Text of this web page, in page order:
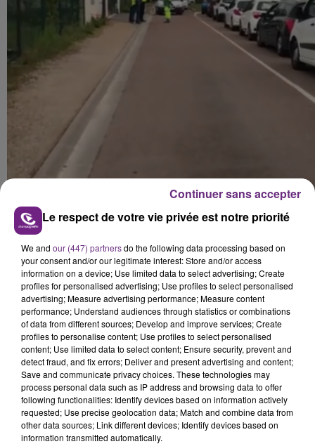
11h10 :
Afin de récolter des fonds pour l’antenne locale de
Reims de la Croix Rouge, Champagne FM met aux
enchères l’un des trésors de sa collection, une guitare
basse dédicacée par Calogero.
Ce choix ne doit rien au hasard.
Le compositeur et interprète a signé l’un des plus
émouvants titres sur le confinement « On fait comme
si ».
Le respect de votre vie privée est notre priorité
We and our (447) partnersdo the following data processing based on
your consent and/or our legitimate interest: Store and/or access
information on a device; Use limited data to select advertising; Create
profiles for personalised advertising; Use profiles to select personalised
advertising; Measure advertising performance; Measure content
performance; Understand audiences through statistics or combinations
of data from different sources; Develop and improve services; Create
profiles to personalise content; Use profiles to select personalised
content; Use limited data to select content; Ensure security, prevent and
detect fraud, and fix errors; Deliver and present advertising and content;
Save and communicate privacy choices. These technologies may
process personal data such as IP address and browsing data to offer
following functionalities: Identify devices based on information actively
requested; Use precise geolocation data; Match and combine data from
other data sources; Link different devices; Identify devices based on
information transmitted automatically.
Continuer sans accepter